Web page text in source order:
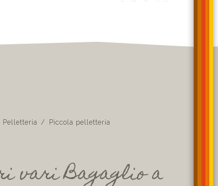
Pelletteria Piccola pelletteria
vari Bagaglio a